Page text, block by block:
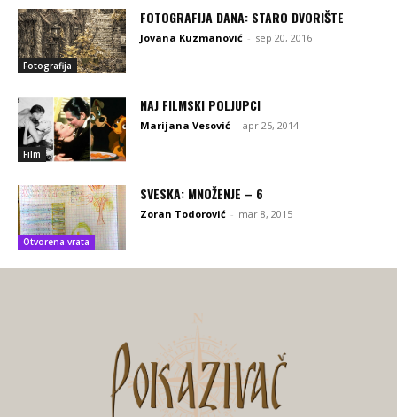
Fotografija
FOTOGRAFIJA DANA: STARO DVORIŠTE
Jovana Kuzmanović - sep 20, 2016
Film
NAJ FILMSKI POLJUPCI
Marijana Vesović - apr 25, 2014
Otvorena vrata
SVESKA: MNOŽENJE – 6
Zoran Todorović - mar 8, 2015